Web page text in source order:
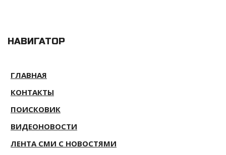
НАВИГАТОР
ГЛАВНАЯ
КОНТАКТЫ
ПОИСКОВИК
ВИДЕОНОВОСТИ
ЛЕНТА СМИ С НОВОСТЯМИ